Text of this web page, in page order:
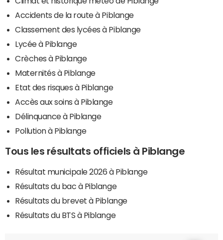
Accidents de la route à Piblange
Classement des lycées à Piblange
Lycée à Piblange
Crèches à Piblange
Maternités à Piblange
Etat des risques à Piblange
Accès aux soins à Piblange
Délinquance à Piblange
Pollution à Piblange
Tous les résultats officiels à Piblange
Résultat municipale 2026 à Piblange
Résultats du bac à Piblange
Résultats du brevet à Piblange
Résultats du BTS à Piblange